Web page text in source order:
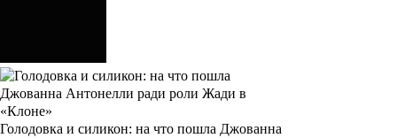
Голодовка и силикон: на что пошла Джованна